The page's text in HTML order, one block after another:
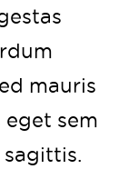
mauris
eget sem